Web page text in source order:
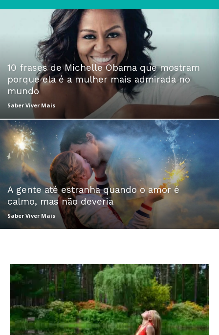
10 frases de Michelle Obama que mostram
porque ela é a mulher mais admirada no
mundo
Saber Viver Mais
A gente até estranha quando o amor é
calmo, mas não deveria
Saber Viver Mais